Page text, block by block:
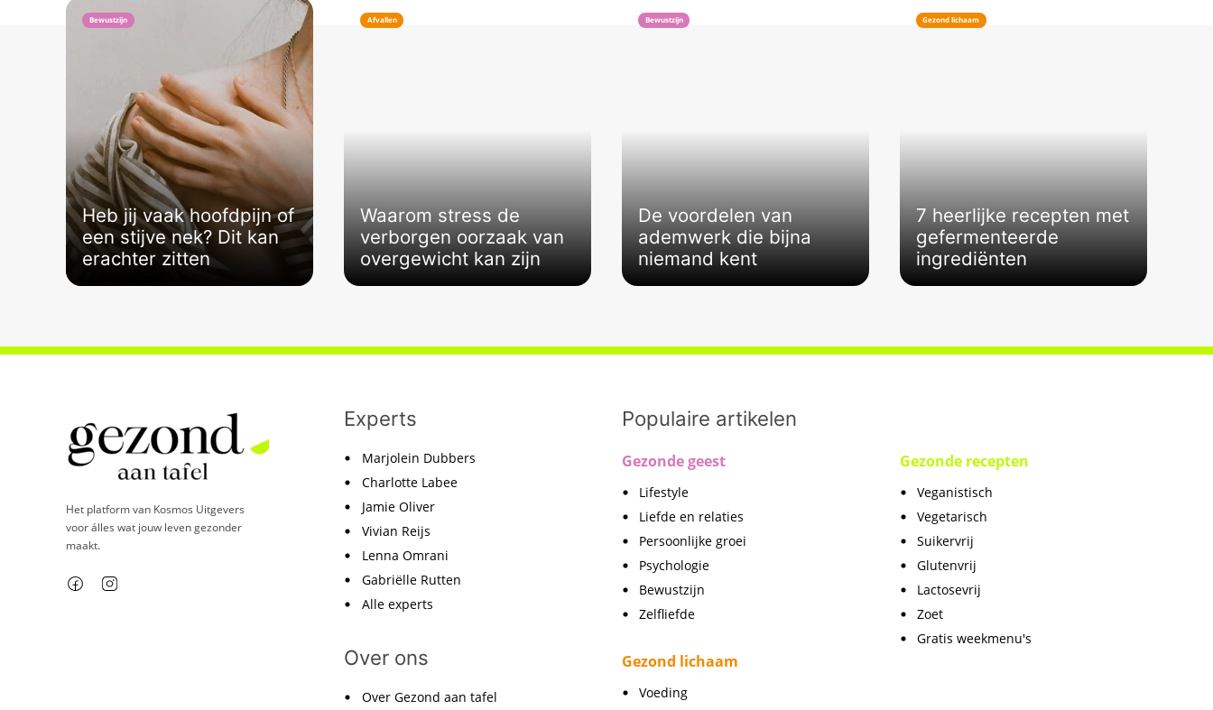
Bewustzijn
Heb jij vaak hoofdpijn of
een stijve nek? Dit kan
erachter zitten
Afvallen
Waarom stress de
verborgen oorzaak van
overgewicht kan zijn
Bewustzijn
De voordelen van
ademwerk die bijna
niemand kent
Gezond lichaam
7 heerlijke recepten met
gefermenteerde
ingrediënten
Het platform van Kosmos Uitgevers
voor álles wat jouw leven gezonder
maakt.
Experts
Marjolein Dubbers
Charlotte Labee
Jamie Oliver
Vivian Reijs
Lenna Omrani
Gabriëlle Rutten
Alle experts
Over ons
Over Gezond aan tafel
Populaire artikelen
Gezonde geest
Lifestyle
Liefde en relaties
Persoonlijke groei
Psychologie
Bewustzijn
Zelfliefde
Gezond lichaam
Voeding
Gezonde recepten
Veganistisch
Vegetarisch
Suikervrij
Glutenvrij
Lactosevrij
Zoet
Gratis weekmenu's